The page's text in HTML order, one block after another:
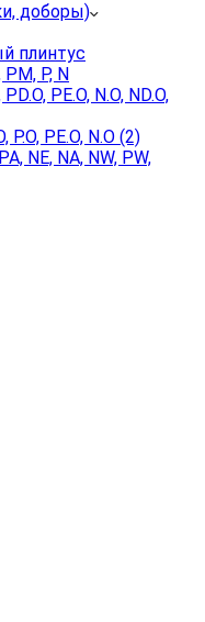
доборы)
плинтус
P, N
PE.O, N.O, ND.O,
PE.O, N.O (2)
NE, NA, NW, PW,